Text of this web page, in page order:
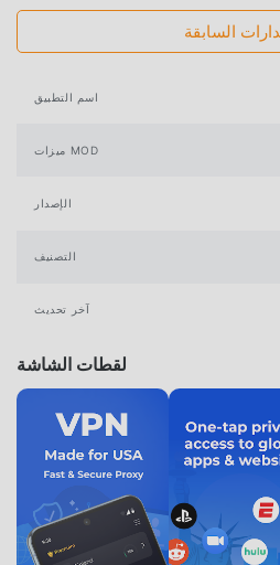
السابقة
اسم التطبيق
ميزات MOD
الإصدار
التصنيف
آخر تحديث
لقطات الشاشة